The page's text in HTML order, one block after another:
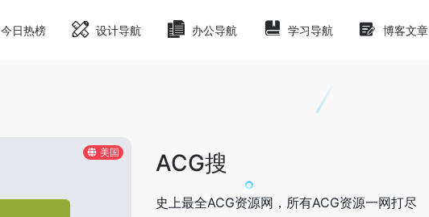
今日热榜 设计导航 办公导航 学习导航 博客文章
美国 ACG搜
史上最全ACG资源网，所有ACG资源一网打尽